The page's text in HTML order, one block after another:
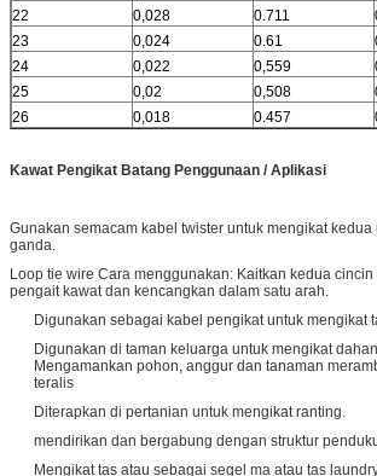
22
0,028 0.711
23
0,024 0.61
24
0,022 0,559
25
0,02 0,508
26
0,018 0.457
Kawat Pengikat Batang Penggunaan / Aplikasi
Gunakan semacam kabel twister untuk mengikat
ganda.
Loop tie wire Cara menggunakan: Kaitkan kedua
pengait kawat dan kencangkan dalam satu arah.
Digunakan sebagai kabel pengikat untuk mengikat
Digunakan di taman keluarga untuk mengikat
Mengamankan pohon, anggur dan tanaman
teralis
Diterapkan di pertanian untuk mengikat ranting.
mendirikan dan bergabung dengan struktur
Mengikat tas atau sebagai segel ma atau tas